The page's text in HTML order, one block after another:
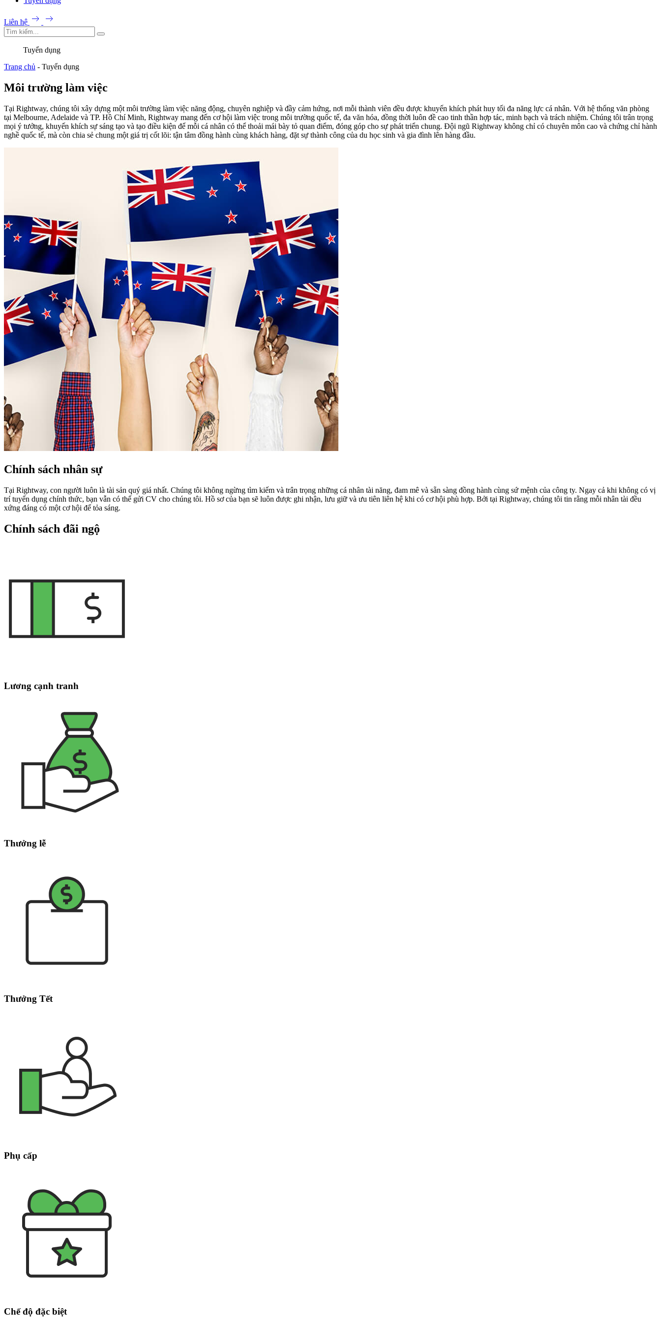
Liên hệ
Tuyển dụng
Trang chủ - Tuyển dụng
Môi trường làm việc
Tại Rightway, chúng tôi xây dựng một môi trường làm việc năng động, chuyên nghiệp và đầy cảm hứng, nơi mỗi thành viên đều được khuyến khích phát huy tối đa năng lực cá nhân. Với hệ thống văn phòng
tại Melbourne, Adelaide và TP. Hồ Chí Minh, Rightway mang đến cơ hội làm việc trong môi trường quốc tế, đa văn hóa, đồng thời luôn đề cao tinh thần hợp tác, minh bạch và trách nhiệm. Chúng tôi trân trọng
mọi ý tưởng, khuyến khích sự sáng tạo và tạo điều kiện để mỗi cá nhân có thể thoải mái bày tỏ quan điểm, đóng góp cho sự phát triển chung. Đội ngũ Rightway không chỉ có chuyên môn cao và chứng chỉ hành
nghề quốc tế, mà còn chia sẻ chung một giá trị cốt lõi: tận tâm đồng hành cùng khách hàng, đặt sự thành công của du học sinh và gia đình lên hàng đầu.
Chính sách nhân sự
Tại Rightway, con người luôn là tài sản quý giá nhất. Chúng tôi không ngừng tìm kiếm và trân trọng những cá nhân tài năng, đam mê và sẵn sàng đồng hành cùng sứ mệnh của công ty. Ngay cả khi không có vị
trí tuyển dụng chính thức, bạn vẫn có thể gửi CV cho chúng tôi. Hồ sơ của bạn sẽ luôn được ghi nhận, lưu giữ và ưu tiên liên hệ khi có cơ hội phù hợp. Bởi tại Rightway, chúng tôi tin rằng mỗi nhân tài đều
xứng đáng có một cơ hội để tỏa sáng.
Chính sách đãi ngộ
Lương cạnh tranh
Thưởng lễ
Thưởng Tết
Phụ cấp
Chế độ đặc biệt